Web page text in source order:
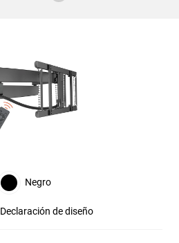
Negro
Declaración de diseño